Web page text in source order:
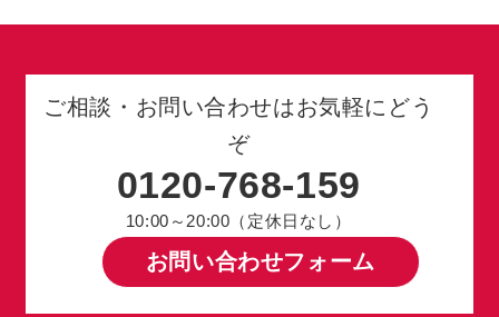
ご相談・お問い合わせはお気軽にどう
ぞ
0120-768-159
10:00～20:00（定休日なし）
お問い合わせフォーム